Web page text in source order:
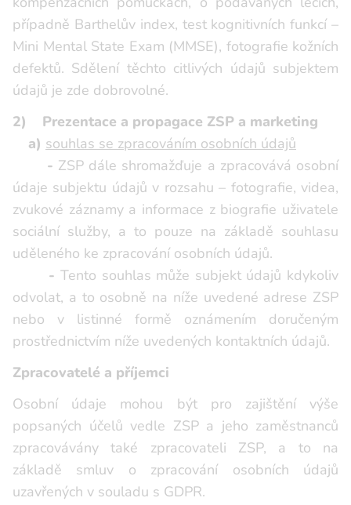
případně Barthelův index, test kognitivních funkcí –
Mini Mental State Exam (MMSE), fotografie kožních
defektů. Sdělení těchto citlivých údajů subjektem
údajů je zde dobrovolné.
2) Prezentace a propagace ZSP a marketing
a) souhlas se zpracováním osobních údajů
- ZSP dále shromažďuje a zpracovává osobní
údaje subjektu údajů v rozsahu – fotografie, videa,
zvukové záznamy a informace z biografie uživatele
sociální služby, a to pouze na základě souhlasu
uděleného ke zpracování osobních údajů.
- Tento souhlas může subjekt údajů kdykoliv
odvolat, a to osobně na níže uvedené adrese ZSP
nebo v listinné formě oznámením doručeným
prostřednictvím níže uvedených kontaktních údajů.
Zpracovatelé a příjemci
Osobní údaje mohou být pro zajištění výše
popsaných účelů vedle ZSP a jeho zaměstnanců
zpracovávány také zpracovateli ZSP, a to na
základě smluv o zpracování osobních údajů
uzavřených v souladu s GDPR.